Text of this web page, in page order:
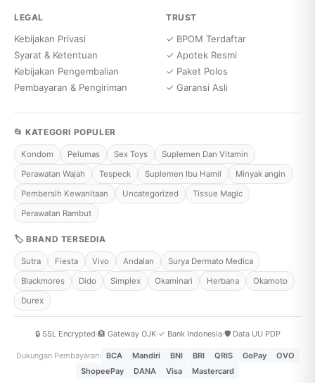
LEGAL
Kebijakan Privasi
Syarat & Ketentuan
Kebijakan Pengembalian
Pembayaran & Pengiriman
TRUST
✓ BPOM Terdaftar
✓ Apotek Resmi
✓ Paket Polos
✓ Garansi Asli
📂 KATEGORI POPULER
Kondom Pelumas Sex Toys
Suplemen Dan Vitamin
Perawatan Wajah
Tespeck Suplemen Ibu Hamil
Minyak angin
Pembersih Kewanitaan
Uncategorized
Tissue Magic
Perawatan Rambut
🏷 BRAND TERSEDIA
Sutra Fiesta Vivo Andalan
Surya Dermato Medica
Blackmores
Dido Simplex Okaminari Herbana
Okamoto
Durex
🔒 SSL Encrypted·🏦 Gateway OJK·✓ Bank Indonesia·🛡️ Data UU PDP
Dukungan Pembayaran: BCA Mandiri BNI BRI QRIS GoPay
OVO
ShopeePay
DANA Visa Mastercard